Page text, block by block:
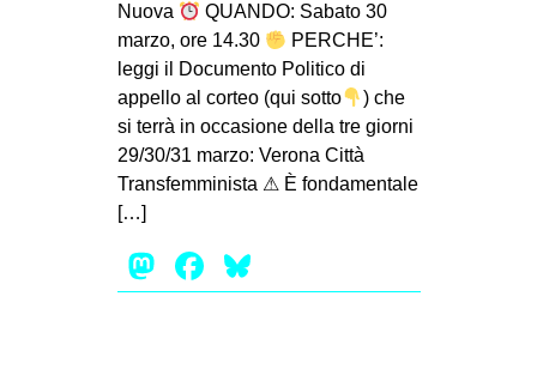
MOVIMENTI
AMBIENTE
ANTIFASCISMO
DIRITTO ALL’ABITARE
PRECARIATO
Nuova
QUANDO: Sabato 30
marzo, ore 14.30
PERCHE’:
leggi il Documento Politico di
appello al corteo (qui sotto
) che
si terrà in occasione della tre giorni
29/30/31 marzo: Verona Città
Transfemminista ⚠ È fondamentale
[…]
Mastodon
Facebook